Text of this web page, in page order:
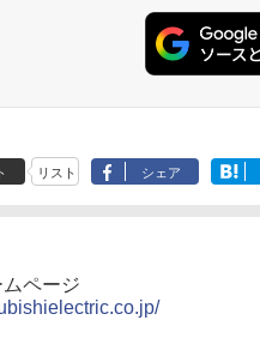
リスト シェア
ページ